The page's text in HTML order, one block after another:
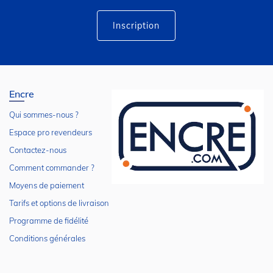
Inscription
Encre
Qui sommes-nous ?
Espace pro revendeurs
Contactez-nous
Comment commander ?
Moyens de paiement
Tarifs et options de livraison
Programme de fidélité
Conditions générales